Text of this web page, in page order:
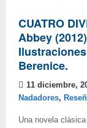
CUATRO
Abbey
Berenice.
11 diciembre,
Nadadores,
Una novela